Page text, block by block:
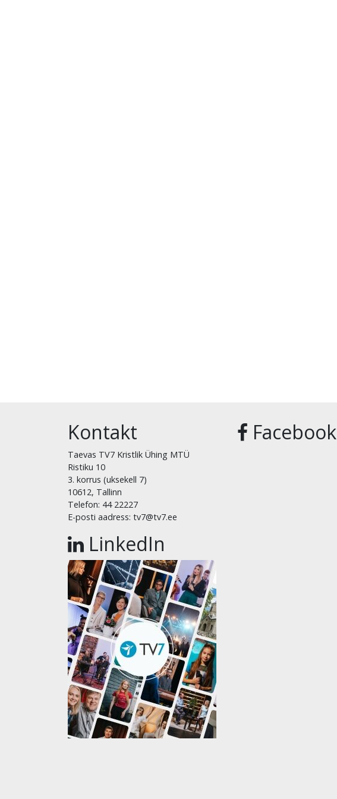
Kontakt
Taevas TV7 Kristlik Ühing MTÜ
Ristiku 10
3. korrus (uksekell 7)
10612, Tallinn
Telefon: 44 22227
E-posti aadress: tv7@tv7.ee
LinkedIn
Facebook